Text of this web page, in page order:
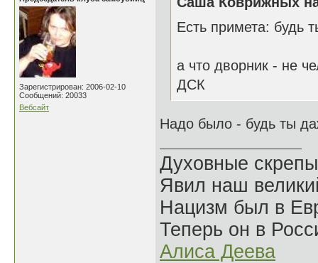
Зарегистрирован: 2006-02-10
Сообщений: 20033
Вебсайт
Есть примета: будь
а что дворник - не
ДСК
Надо было - будь ты
Духовные
Явил наш
Нацизм был в
Теперь он в
Алиса Деева